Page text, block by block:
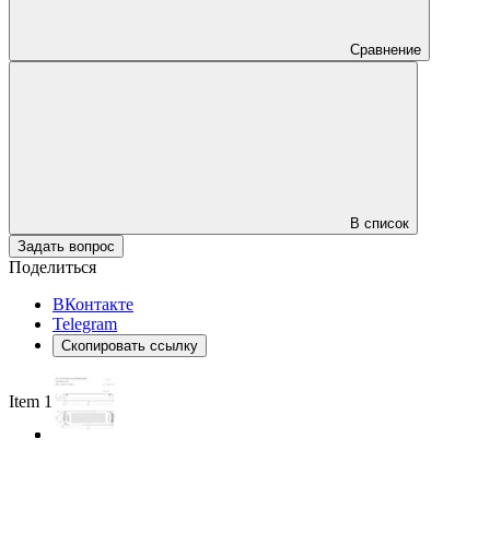
Сравнение
В список
Задать вопрос
Поделиться
ВКонтакте
Telegram
Скопировать ссылку
Item 1 of 3